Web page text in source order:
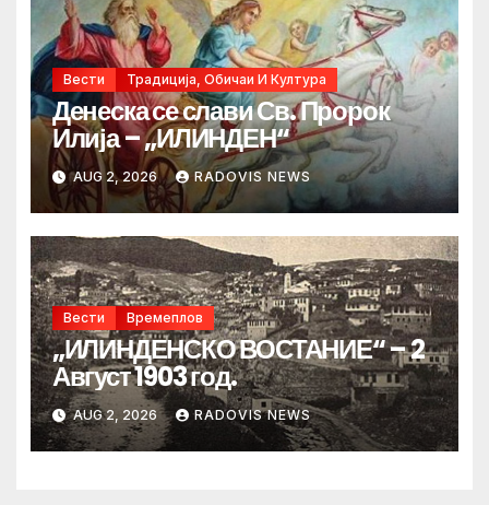
Вести Традиција, Обичаи И Култура
Денеска се слави Св. Пророк
Илија – „ИЛИНДЕН“
AUG 2, 2026 RADOVIS NEWS
Вести Времеплов
„ИЛИНДЕНСКО ВОСТАНИЕ“ – 2
Август 1903 год.
AUG 2, 2026 RADOVIS NEWS